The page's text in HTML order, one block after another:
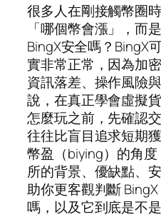
很多人在剛接觸幣圈
「哪個幣會漲」，而
BingX安全嗎？BingX
實非常正常，因為加
資訊落差、操作風險
說，在真正學會虛擬
怎麼玩之前，先確認
往往比盲目追求短期
幣盈（biying）的角度
所的背景、優缺點、
助你更客觀判斷
嗎，以及它到底是不